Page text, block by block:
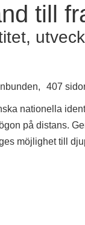
till
Inbunden, 407
nationella
på distans.
möjlighet till